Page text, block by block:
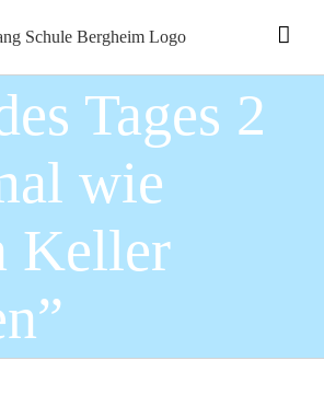
Tages 2
wie
Keller